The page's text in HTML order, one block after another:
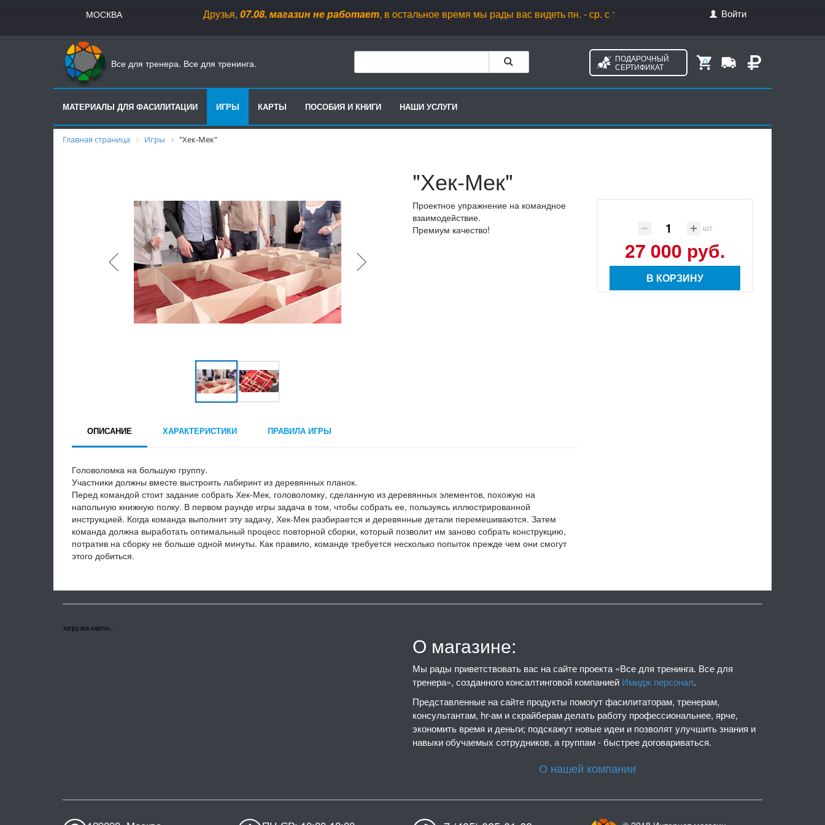
МОСКВА Друзья,07.08.магазин не работает, в остальное время мы рады вас видеть пн. - ср. с 10.00 до 18.00, чт. с 10.00 до 20.00, пт. с 10.00 до
Войти
Все для тренера. Все для тренинга.
ПОДАРОЧНЫЙ
СЕРТИФИКАТ
0
МАТЕРИАЛЫ ДЛЯ ФАСИЛИТАЦИИ ИГРЫ КАРТЫ ПОСОБИЯ И КНИГИ НАШИ УСЛУГИ
Главная страница Игры "Хек-Мек"
"Хек-Мек"
Проектное упражнение на командное
взаимодействие.
Премиум качество!
шт
27 000 руб.
В КОРЗИНУ
ОПИСАНИЕ ХАРАКТЕРИСТИКИ ПРАВИЛА ИГРЫ
Головоломка на большую группу.
Участники должны вместе выстроить лабиринт из деревянных планок.
Перед командой стоит задание собрать Хек-Мек, головоломку, сделанную из деревянных элементов, похожую на
напольную книжную полку. В первом раунде игры задача в том, чтобы собрать ее, пользуясь иллюстрированной
инструкцией. Когда команда выполнит эту задачу, Хек-Мек разбирается и деревянные детали перемешиваются. Затем
команда должна выработать оптимальный процесс повторной сборки, который позволит им заново собрать конструкцию,
потратив на сборку не больше одной минуты. Как правило, команде требуется несколько попыток прежде чем они смогут
этого добиться.
загрузка карты...
О магазине:
Мы рады приветствовать вас на сайте проекта «Все для тренинга. Все для
тренера», созданного консалтинговой компанией Имидж персонал.
Представленные на сайте продукты помогут фасилитаторам, тренерам,
консультантам, hr-ам и скрайберам делать работу профессиональнее, ярче,
экономить время и деньги; подскажут новые идеи и позволят улучшить знания и
навыки обучаемых сотрудников, а группам - быстрее договариваться.
О нашей компании